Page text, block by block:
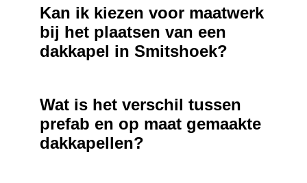
Kan ik kiezen voor maatwerk
bij het plaatsen van een
dakkapel in Smitshoek?
Wat is het verschil tussen
prefab en op maat gemaakte
dakkapellen?